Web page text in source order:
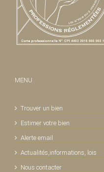
MENU
Trouver un bien
Estimer votre bien
Alerte email
Actualités,informations, lois
Nous contacter